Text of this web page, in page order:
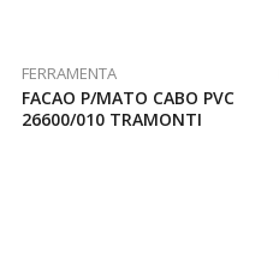
FERRAMENTA
FACAO P/MATO CABO PVC
26600/010 TRAMONTI